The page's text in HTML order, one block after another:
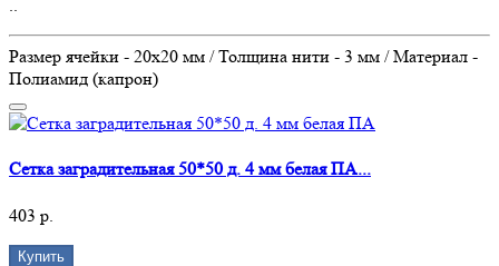
..
Размер ячейки - 20х20 мм / Толщина нити - 3 мм / Материал -
Полиамид (капрон)
Сетка заградительная 50*50 д. 4 мм белая ПА...
403 р.
Купить